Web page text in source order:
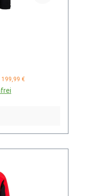
199,99 €